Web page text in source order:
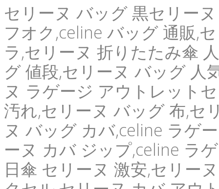
セリーヌ バッグ 黒セリー
フオク,celine バッグ 通販,
ラ,セリーヌ 折りたたみ傘
グ 値段,セリーヌ バッグ 人
ヌ ラゲージ アウトレット
汚れ,セリーヌ バッグ 布,セ
ヌ バッグ カバ,celine ラゲ
ーヌ カバ ジップ,celine ラ
日傘 セリーヌ 激安,セリー